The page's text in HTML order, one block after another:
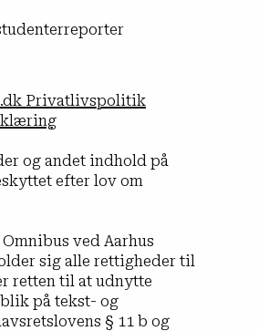
Privatlivspolitik
og andet indhold på
efter lov om
ved Aarhus
sig alle rettigheder til
retten til at udnytte
på tekst- og
§ 11 b og